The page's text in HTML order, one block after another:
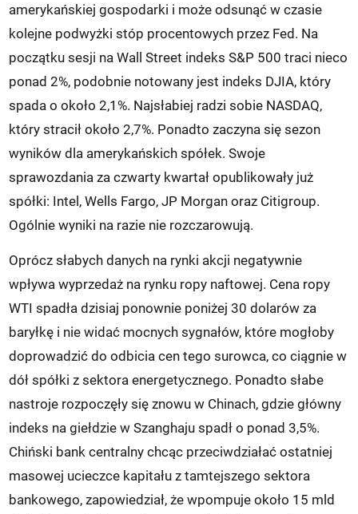
amerykańskiej gospodarki i może odsunąć w czasie
kolejne podwyżki stóp procentowych przez Fed. Na
początku sesji na Wall Street indeks S&P 500 traci nieco
ponad 2%, podobnie notowany jest indeks DJIA, który
spada o około 2,1%. Najsłabiej radzi sobie NASDAQ,
który stracił około 2,7%. Ponadto zaczyna się sezon
wyników dla amerykańskich spółek. Swoje
sprawozdania za czwarty kwartał opublikowały już
spółki: Intel, Wells Fargo, JP Morgan oraz Citigroup.
Ogólnie wyniki na razie nie rozczarowują.
Oprócz słabych danych na rynki akcji negatywnie
wpływa wyprzedaż na rynku ropy naftowej. Cena ropy
WTI spadła dzisiaj ponownie poniżej 30 dolarów za
baryłkę i nie widać mocnych sygnałów, które mogłoby
doprowadzić do odbicia cen tego surowca, co ciągnie w
dół spółki z sektora energetycznego. Ponadto słabe
nastroje rozpoczęły się znowu w Chinach, gdzie główny
indeks na giełdzie w Szanghaju spadł o ponad 3,5%.
Chiński bank centralny chcąc przeciwdziałać ostatniej
masowej ucieczce kapitału z tamtejszego sektora
bankowego, zapowiedział, że wpompuje około 15 mld